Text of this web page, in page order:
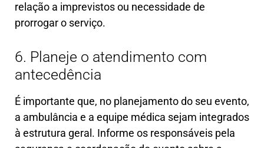
relação a imprevistos ou necessidade de
prorrogar o serviço.
6. Planeje o atendimento com
antecedência
É importante que, no planejamento do seu evento,
a ambulância e a equipe médica sejam integrados
à estrutura geral. Informe os responsáveis pela